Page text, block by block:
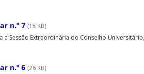
n.º 7 (15 KB)
a Sessão Extraordinária do Conselho
n.º 6 (26 KB)